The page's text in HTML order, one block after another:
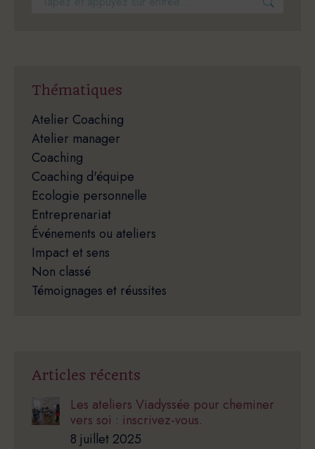
Thématiques
Atelier Coaching
Atelier manager
Coaching
Coaching d'équipe
Ecologie personnelle
Entreprenariat
Événements ou ateliers
Impact et sens
Non classé
Témoignages et réussites
Articles récents
Les ateliers Viadyssée pour cheminer
vers soi : inscrivez-vous.
8 juillet 2025